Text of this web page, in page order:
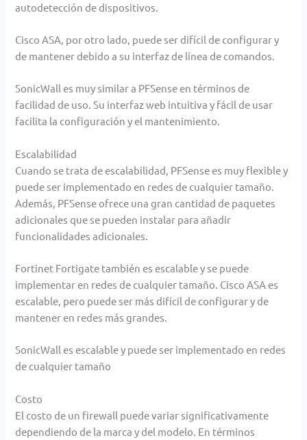
autodetección de dispositivos.
Cisco ASA, por otro lado, puede ser difícil de configurar y
de mantener debido a su interfaz de línea decomandos.
SonicWall es muy similar a PFSense en términos de
facilidad de uso. Su interfaz web intuitiva y fácil de usar
facilita la configuración y el mantenimiento.
Escalabilidad
Cuando se trata de escalabilidad, PFSense es muy flexible y
puede ser implementado en redes de cualquier tamaño.
Además, PFSense ofrece una gran cantidad de paquetes
adicionales que se pueden instalar para añadir
funcionalidades adicionales.
Fortinet Fortigate también es escalable y se puede
implementar en redes de cualquier tamaño. Cisco ASA es
escalable, pero puede ser más difícil de configurar y de
mantener en redes más grandes.
SonicWall es escalable y puede ser implementado en redes
de cualquier tamaño
Costo
El costo de un firewall puede variar significativamente
dependiendo de la marca y del modelo. En términos